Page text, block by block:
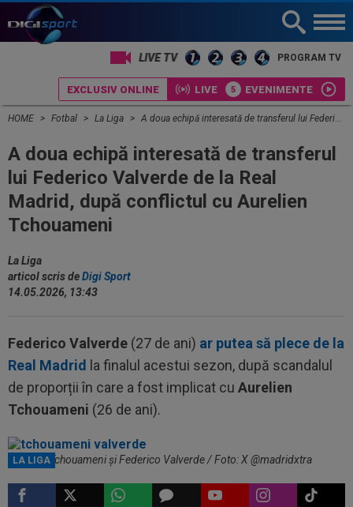
PROGRAM TV
EXCLUSIV ONLINE LIVE EVENIMENTE
HOME Fotbal La Liga A doua echipă interesată de transferul lui Federico Valverde de la Real Madrid, după conflictul cu Aurelien Tchouameni
A doua echipă interesată de transferul
lui Federico Valverde de la Real
Madrid, după conflictul cu Aurelien
Tchouameni
La Liga
articol scris deDigi Sport
14.05.2026, 13:43
Federico Valverde (27 de ani) ar putea să plece de la
Real Madrid
la finalul acestui sezon, după scandalul
de proporții în care a fost implicat cu Aurelien
Tchouameni (26 de ani).
LA LIGA
Aurelien Tchouameni și Federico Valverde / Foto: X @madridxtra